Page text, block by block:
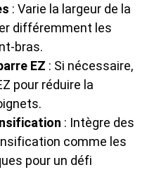
: Varie la largeur de la
différemment les
bras.
EZ : Si nécessaire,
pour réduire la
: Intègre des
comme les
pour un défi